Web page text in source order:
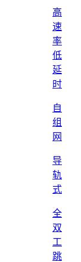
高
速
率
低
延
时
自
组
网
导
轨
式
全
双
工
跳